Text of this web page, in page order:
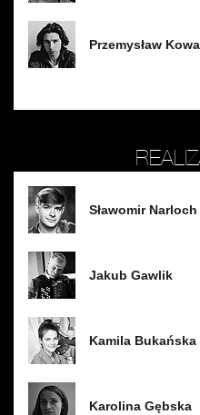
Przemysław
Sławomir Narloch
Jakub Gawlik
Kamila Bukańska
Karolina Gębska